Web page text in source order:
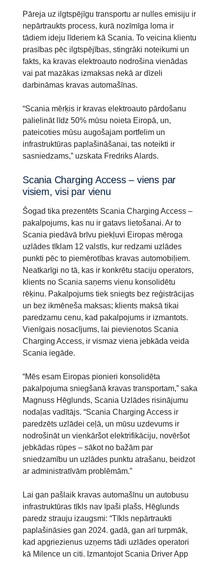
Pāreja uz ilgtspējīgu transportu ar nulles emisiju ir
nepārtraukts process, kurā nozīmīga loma ir
tādiem ideju līderiem kā Scania. To veicina klientu
prasības pēc ilgtspējības, stingrāki noteikumi un
fakts, ka kravas elektroauto nodrošina vienādas
vai pat mazākas izmaksas nekā ar dīzeli
darbināmas kravas automašīnas.
“Scania mērķis ir kravas elektroauto pārdošanu
palielināt līdz 50% mūsu noieta Eiropā, un,
pateicoties mūsu augošajam portfelim un
infrastruktūras paplašināšanai, tas noteikti ir
sasniedzams,” uzskata Fredriks Alards.
Scania Charging Access – viens par
visiem, visi par vienu
Šogad tika prezentēts Scania Charging Access –
pakalpojums, kas nu ir gatavs lietošanai. Ar to
Scania piedāvā brīvu piekļuvi Eiropas mēroga
uzlādes tīklam 12 valstīs, kur redzami uzlādes
punkti pēc to piemērotības kravas automobiļiem.
Neatkarīgi no tā, kas ir konkrētu staciju operators,
klients no Scania saņems vienu konsolidētu
rēķinu. Pakalpojums tiek sniegts bez reģistrācijas
un bez ikmēneša maksas; klients maksā tikai
paredzamu cenu, kad pakalpojums ir izmantots.
Vienīgais nosacījums, lai pievienotos Scania
Charging Access, ir vismaz viena jebkāda veida
Scania iegāde.
“Mēs esam Eiropas pionieri konsolidēta
pakalpojuma sniegšanā kravas transportam,” saka
Magnuss Hēglunds, Scania Uzlādes risinājumu
nodaļas vadītājs. “Scania Charging Access ir
paredzēts uzlādei ceļā, un mūsu uzdevums ir
nodrošināt un vienkāršot elektrifikāciju, novēršot
jebkādas rūpes – sākot no bažām par
sniedzamību un uzlādes punktu atrašanu, beidzot
ar administratīvām problēmām.”
Lai gan pašlaik kravas automašīnu un autobusu
infrastruktūras tīkls nav īpaši plašs, Hēglunds
paredz strauju izaugsmi: “Tīkls nepārtraukti
paplašināsies gan 2024. gadā, gan arī turpmāk,
kad apgriezienus uzņems tādi uzlādes operatori
kā Milence un citi. Izmantojot Scania Driver App